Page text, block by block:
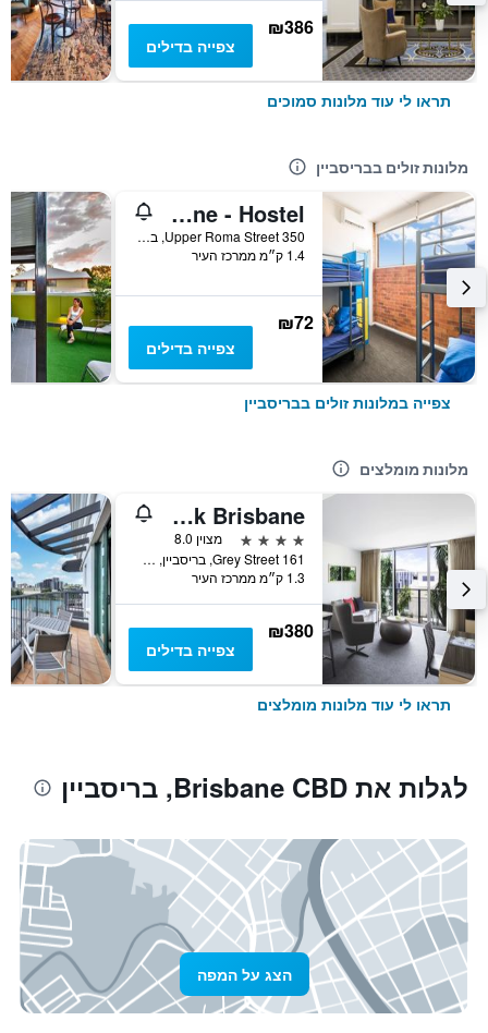
₪386
צפייה בדילים
תראו לי עוד מלונות סמוכים
מלונות זולים בבריסביין
Summer House Brisbane - Hostel
350 Upper Roma Street, בריסביין, QLD, אוסטרליה
1.4 ק״מ ממרכז העיר
₪72
צפייה בדילים
צפייה במלונות זולים בבריסביין
מלונות מומלצים
Mantra South Bank Brisbane
4 כוכבים
מצוין 8.0
161 Grey Street, בריסביין, QLD, אוסטרליה
1.3 ק״מ ממרכז העיר
₪380
צפייה בדילים
תראו לי עוד מלונות מומלצים
לגלות את Brisbane CBD, בריסביין
הצג על המפה